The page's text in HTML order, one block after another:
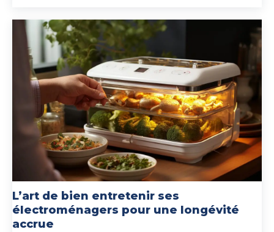
L’art de bien entretenir ses
électroménagers pour une longévité
accrue